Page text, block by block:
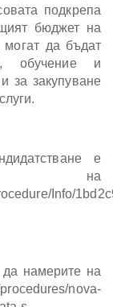
подкрепа
бюджет на
да бъдат
обучение и
за закупуване
е
на
Info/
да намерите на
nova-